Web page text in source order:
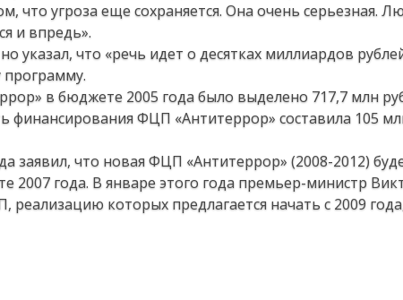
что угроза еще сохраняется. Она очень серьезная.
и впредь».
указал, что «речь идет о десятках миллиардов
в бюджете 2005 года было выделено 717,7 млн
ФЦП «Антитеррор» составила 105
заявил, что новая ФЦП «Антитеррор» (2008-2012)
2007 года. В январе этого года премьер-министр
которых предлагается начать с 2009